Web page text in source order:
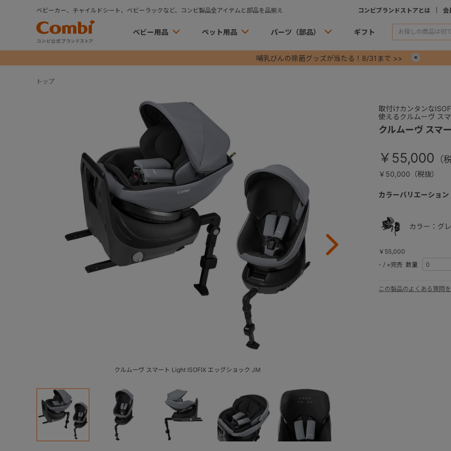
ベビーカー、チャイルドシート、ベビーラックなど、コンビ製品全アイテムと部品を品揃え コンビブランドストアとは 会
ベビー用品 ペット用品 パーツ（部品） ギフト
哺乳びんの除菌グッズが当たる！8/31まで >>
トップ
クルムーヴ スマート Light ISOFIX エッグショック JM
取付けカンタンな
使えるクルムーヴ ス
クルムーヴ スマ
￥55,000
￥50,000（税抜）
カラーバリエーション
カラー：グ
￥55,000
- / ×完売 数量
この製品のよくある質問